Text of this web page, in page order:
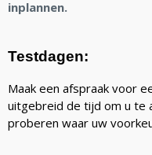
inplannen.
Testdagen:
Maak een afspraak voor
uitgebreid de tijd om u te
proberen waar uw